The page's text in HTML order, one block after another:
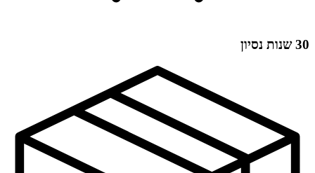
30 שנות נסיון